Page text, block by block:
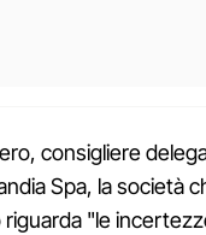
consigliere
Spa, la società
"le